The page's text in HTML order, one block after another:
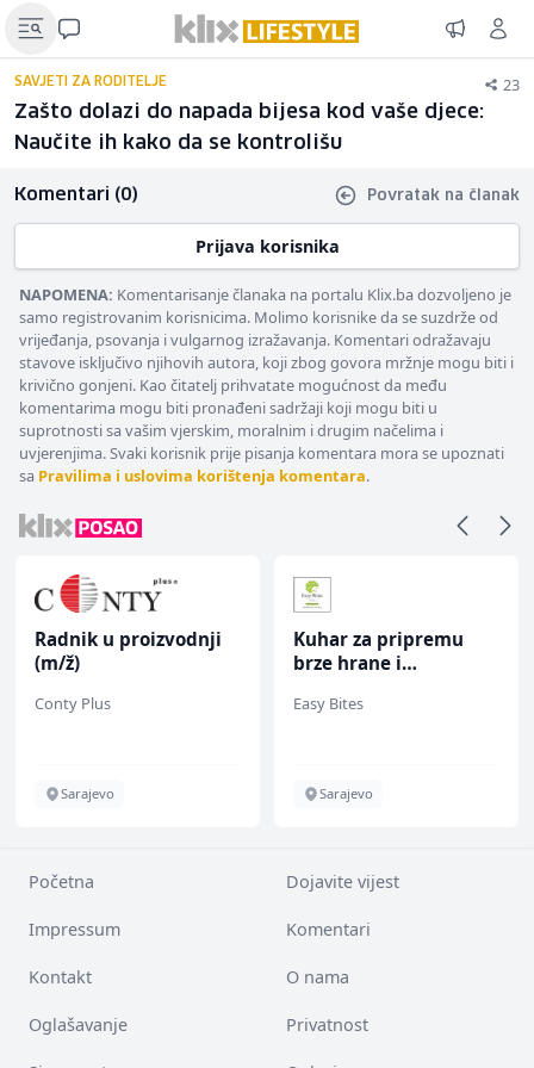
SAVJETI ZA RODITELJE 23
Zašto dolazi do napada bijesa kod vaše djece:
Naučite ih kako da se kontrolišu
Komentari (0) Povratak na članak
Prijava korisnika
NAPOMENA: Komentarisanje članaka na portalu Klix.ba dozvoljeno je
samo registrovanim korisnicima. Molimo korisnike da se suzdrže od
vrijeđanja, psovanja i vulgarnog izražavanja. Komentari odražavaju
stavove isključivo njihovih autora, koji zbog govora mržnje mogu biti i
krivično gonjeni. Kao čitatelj prihvatate mogućnost da među
komentarima mogu biti pronađeni sadržaji koji mogu biti u
suprotnosti sa vašim vjerskim, moralnim i drugim načelima i
uvjerenjima. Svaki korisnik prije pisanja komentara mora se upoznati
sa Pravilima i uslovima korištenja komentara.
Radnik u proizvodnji
(m/ž)
Conty Plus
Sarajevo
Kuhar za pripremu
brze hrane i
ž)
Easy Bites
Sarajevo
Početna Dojavite vijest
Impressum Komentari
Kontakt O nama
Oglašavanje Privatnost